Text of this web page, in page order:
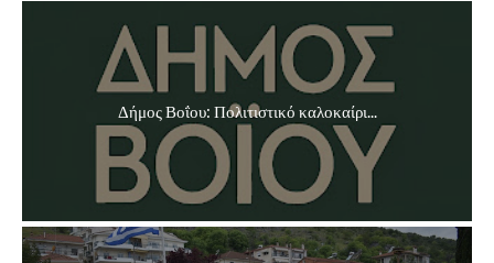
Δήμος Βοΐου: Πολιτιστικό καλοκαίρι...